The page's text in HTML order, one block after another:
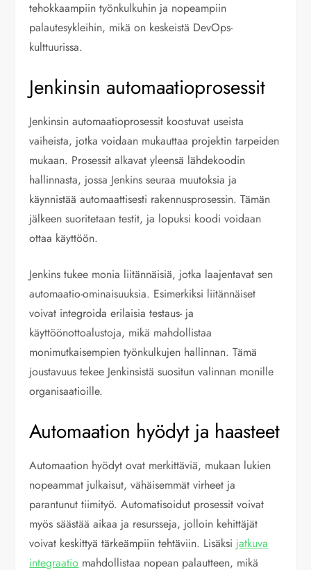
tehokkaampiin työnkulkuhin ja nopeampiin
palautesykleihin, mikä on keskeistä DevOps-
kulttuurissa.
Jenkinsin automaatioprosessit
Jenkinsin automaatioprosessit koostuvat useista
vaiheista, jotka voidaan mukauttaa projektin tarpeiden
mukaan. Prosessit alkavat yleensä lähdekoodin
hallinnasta, jossa Jenkins seuraa muutoksia ja
käynnistää automaattisesti rakennusprosessin. Tämän
jälkeen suoritetaan testit, ja lopuksi koodi voidaan
ottaa käyttöön.
Jenkins tukee monia liitännäisiä, jotka laajentavat sen
automaatio-ominaisuuksia. Esimerkiksi liitännäiset
voivat integroida erilaisia testaus- ja
käyttöönottoalustoja, mikä mahdollistaa
monimutkaisempien työnkulkujen hallinnan. Tämä
joustavuus tekee Jenkinsistä suositun valinnan monille
organisaatioille.
Automaation hyödyt ja haasteet
Automaation hyödyt ovat merkittäviä, mukaan lukien
nopeammat julkaisut, vähäisemmät virheet ja
parantunut tiimityö. Automatisoidut prosessit voivat
myös säästää aikaa ja resursseja, jolloin kehittäjät
voivat keskittyä tärkeämpiin tehtäviin. Lisäksi jatkuva
integraatio mahdollistaa nopean palautteen, mikä